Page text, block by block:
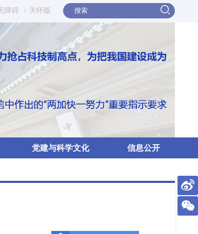
障碍 / 关怀版
党建与科学文化 信息公开